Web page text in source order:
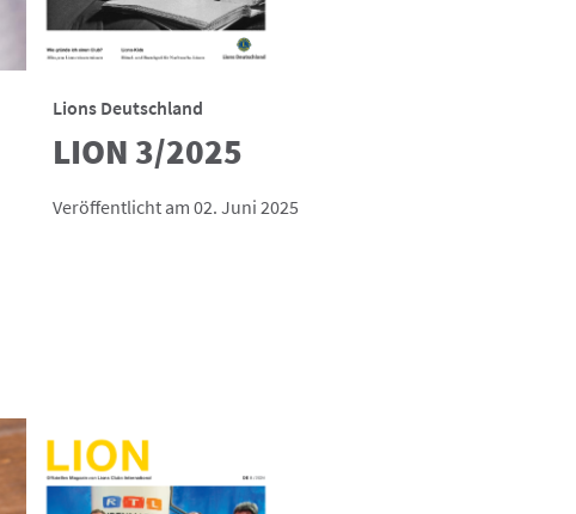
Lions Deutschland
LION 3/2025
Veröffentlicht am 02. Juni 2025